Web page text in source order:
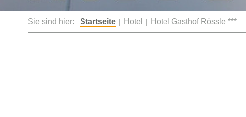
Sie sind hier: Startseite Hotel Hotel Gasthof Rössle ***